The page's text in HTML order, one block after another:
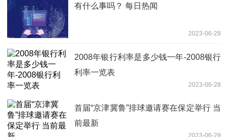
有什么事吗？ 每日热闻
2023-06-28
2008年银行利率是多少钱一年-2008银行
利率一览表
2023-06-28
首届“京津冀鲁”排球邀请赛在保定举行 当
前最新
2023-06-29